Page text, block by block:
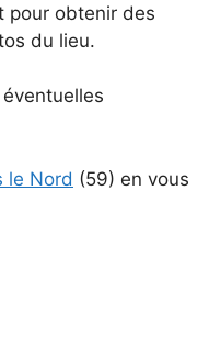
pour obtenir des
du lieu.
le Nord (59) en vous